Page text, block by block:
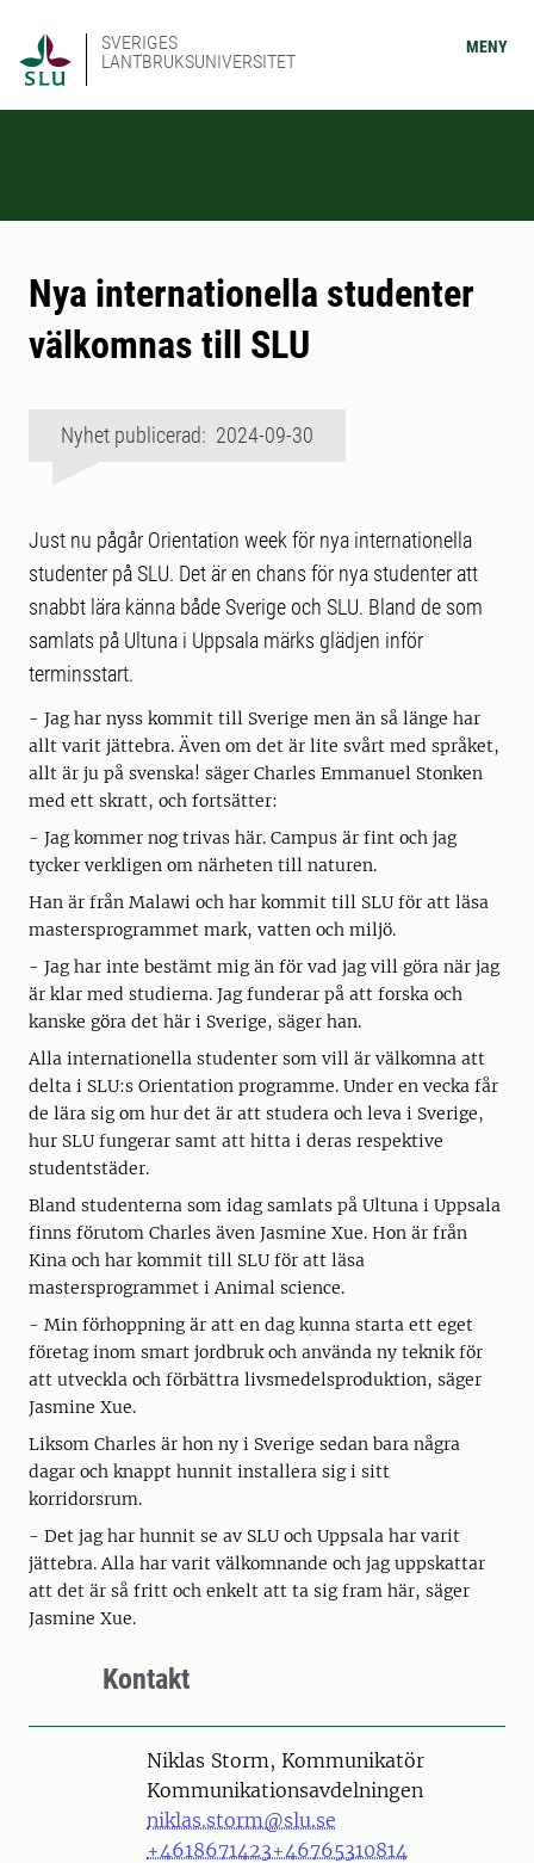
SVERIGES
LANTBRUKSUNIVERSITET
MENY
Nya internationella studenter
välkomnas till SLU
Nyhet publicerad: 2024-09-30
Just nu pågår Orientation week för nya internationella
studenter på SLU. Det är en chans för nya studenter att
snabbt lära känna både Sverige och SLU. Bland de som
samlats på Ultuna i Uppsala märks glädjen inför
terminsstart.
- Jag har nyss kommit till Sverige men än så länge har
allt varit jättebra. Även om det är lite svårt med språket,
allt är ju på svenska! säger Charles Emmanuel Stonken
med ett skratt, och fortsätter:
- Jag kommer nog trivas här. Campus är fint och jag
tycker verkligen om närheten till naturen.
Han är från Malawi och har kommit till SLU för att läsa
mastersprogrammet mark, vatten och miljö.
- Jag har inte bestämt mig än för vad jag vill göra när jag
är klar med studierna. Jag funderar på att forska och
kanske göra det här i Sverige, säger han.
Alla internationella studenter som vill är välkomna att
delta i SLU:s Orientation programme. Under en vecka får
de lära sig om hur det är att studera och leva i Sverige,
hur SLU fungerar samt att hitta i deras respektive
studentstäder.
Bland studenterna som idag samlats på Ultuna i Uppsala
finns förutom Charles även Jasmine Xue. Hon är från
Kina och har kommit till SLU för att läsa
mastersprogrammet i Animal science.
- Min förhoppning är att en dag kunna starta ett eget
företag inom smart jordbruk och använda ny teknik för
att utveckla och förbättra livsmedelsproduktion, säger
Jasmine Xue.
Liksom Charles är hon ny i Sverige sedan bara några
dagar och knappt hunnit installera sig i sitt
korridorsrum.
- Det jag har hunnit se av SLU och Uppsala har varit
jättebra. Alla har varit välkomnande och jag uppskattar
att det är så fritt och enkelt att ta sig fram här, säger
Jasmine Xue.
Kontakt
PersonNiklas Storm, Kommunikatör
Kommunikationsavdelningen
niklas.storm@slu.se
+4618671423+46765310814